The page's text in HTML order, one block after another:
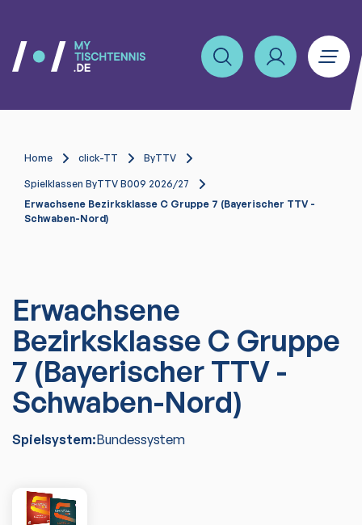
Home click-TT ByTTV
Spielklassen ByTTV B009 2026/27
Erwachsene Bezirksklasse C Gruppe 7 (Bayerischer TTV -
Schwaben-Nord)
Erwachsene
Bezirksklasse C Gruppe
7 (Bayerischer TTV -
Schwaben-Nord)
Spielsystem:Bundessystem